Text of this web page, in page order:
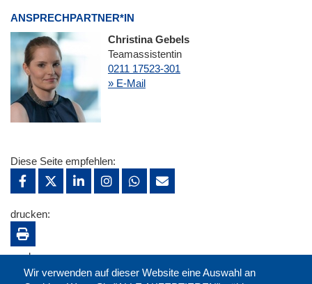
ANSPRECHPARTNER*IN
Christina Gebels
Teamassistentin
0211 17523-301
» E-Mail
Wir verwenden auf dieser Website eine Auswahl an
Diese Seite empfehlen:
drucken:
merken: